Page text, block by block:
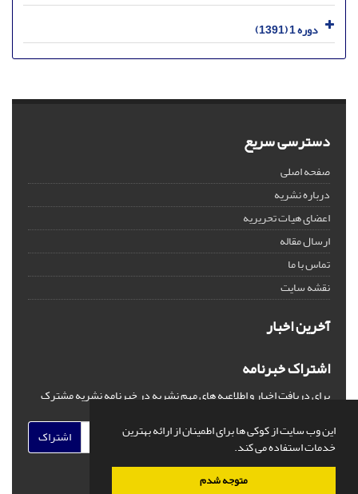
این وب سایت از کوکی ها برای اطمینان از ارائه بهترین
خدمات استفاده می کند.
متوجه شدم
دوره 1 (1391)
دسترسی سریع
صفحه اصلی
درباره نشریه
اعضای هیات تحریریه
ارسال مقاله
تماس با ما
نقشه سایت
آخرین اخبار
اشتراک خبرنامه
برای دریافت اخبار و اطلاعیه های مهم نشریه در خبرنامه نشریه مشترک
اشتراک